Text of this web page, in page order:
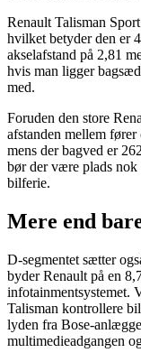
Renault Talisman
hvilket betyder den er
akselafstand på 2,81
hvis man ligger
med.
Foruden den store
afstanden mellem fører
mens der bagved er
bør der være plads nok
bilferie.
Mere end
D-segmentet sætter
byder Renault på en
infotainmentsystemet.
Talisman kontrollere
lyden fra Bose-
multimedieadgangen